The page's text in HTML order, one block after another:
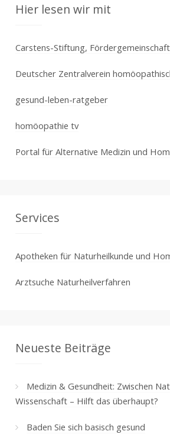
Hier lesen wir mit
Carstens-Stiftung,
Deutscher Zentralverein
gesund-leben-ratgeber
homöopathie tv
Portal für Alternative Medizin und
Services
Apotheken für Naturheilkunde und
Arztsuche Naturheilverfahren
Neueste Beiträge
Medizin & Gesundheit: Zwischen
Wissenschaft – Hilft das überhaupt?
Baden Sie sich basisch gesund